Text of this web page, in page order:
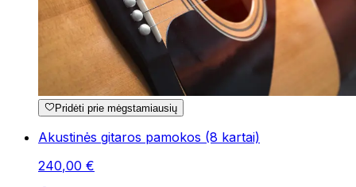
Pridėti prie mėgstamiausių
Akustinės gitaros pamokos (8 kartai)
240,00 €